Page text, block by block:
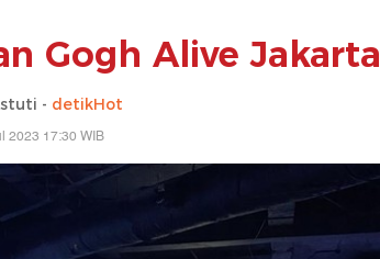
Gogh Alive Jakarta
- detikHot
2023 17:30 WIB